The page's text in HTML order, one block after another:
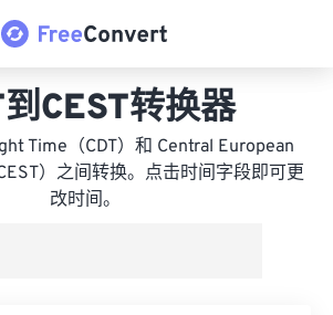
CEST转换器
Time（CDT）和 Central European
）之间转换。点击时间字段即可更
改时间。